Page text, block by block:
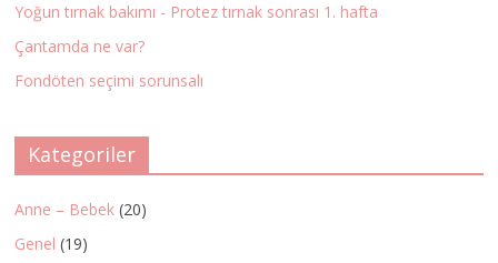
Yoğun tırnak bakımı - Protez tırnak sonrası 1. hafta
Çantamda ne var?
Fondöten seçimi sorunsalı
Kategoriler
Anne – Bebek (20)
Genel (19)